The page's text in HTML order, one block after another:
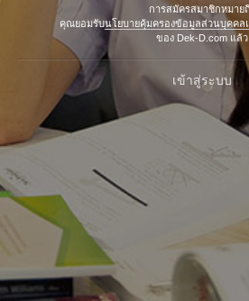
การสมัครสมาชิกหมาย
คุณยอมรับนโยบายคุ้มครองข้อมูลส่วนบุคคล
ของ Dek-D.com แล้ว
เข้าสู่ระบบ